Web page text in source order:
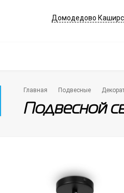
Домодедово
Главная Подвесные
Подвесной